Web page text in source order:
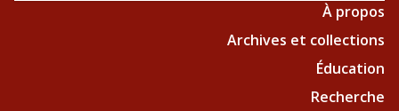
À propos
Archives et collections
Éducation
Recherche